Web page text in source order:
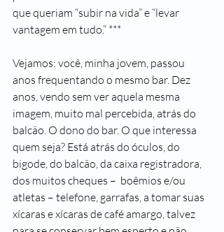
que queriam “subir na vida” e “levar
vantagem em tudo.” ***
Vejamos: você, minha jovem, passou
anos frequentando o mesmo bar. Dez
anos, vendo sem ver aquela mesma
imagem, muito mal percebida, atrás do
balcão. O dono do bar. O que interessa
quem seja? Está atrás do óculos, do
bigode, do balcão, da caixa registradora,
dos muitos cheques –  boêmios e/ou
atletas – telefone, garrafas, a tomar suas
xícaras e xícaras de café amargo, talvez